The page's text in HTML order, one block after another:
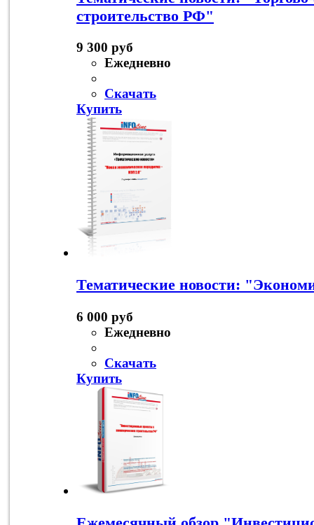
строительство РФ"
9 300 руб
Ежедневно
Скачать
Купить
Тематические новости:
6 000 руб
Ежедневно
Скачать
Купить